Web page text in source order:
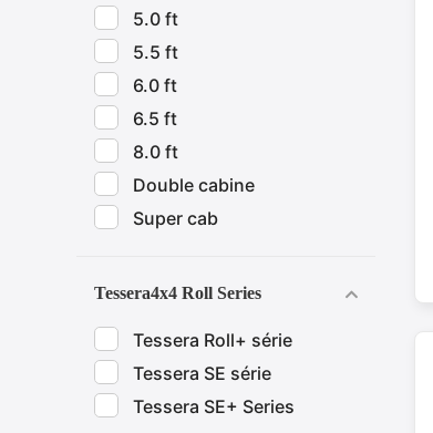
5.0 ft
5.5 ft
6.0 ft
6.5 ft
8.0 ft
Double cabine
Super cab
Tessera4x4 Roll Series
Tessera Roll+ série
Tessera SE série
Tessera SE+ Series